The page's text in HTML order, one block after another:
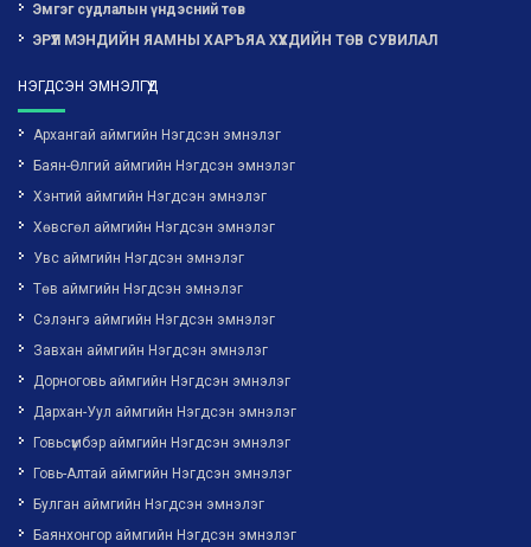
Эмгэг судлалын үндэсний төв
ЭРҮҮЛ МЭНДИЙН ЯАМНЫ ХАРЪЯА ХҮҮХДИЙН ТӨВ СУВИЛАЛ
НЭГДСЭН ЭМНЭЛГҮҮД
Архангай аймгийн Нэгдсэн эмнэлэг
Баян-Өлгий аймгийн Нэгдсэн эмнэлэг
Хэнтий аймгийн Нэгдсэн эмнэлэг
Хөвсгөл аймгийн Нэгдсэн эмнэлэг
Увс аймгийн Нэгдсэн эмнэлэг
Төв аймгийн Нэгдсэн эмнэлэг
Сэлэнгэ аймгийн Нэгдсэн эмнэлэг
Завхан аймгийн Нэгдсэн эмнэлэг
Дорноговь аймгийн Нэгдсэн эмнэлэг
Дархан-Уул аймгийн Нэгдсэн эмнэлэг
Говьсүмбэр аймгийн Нэгдсэн эмнэлэг
Говь-Алтай аймгийн Нэгдсэн эмнэлэг
Булган аймгийн Нэгдсэн эмнэлэг
Баянхонгор аймгийн Нэгдсэн эмнэлэг